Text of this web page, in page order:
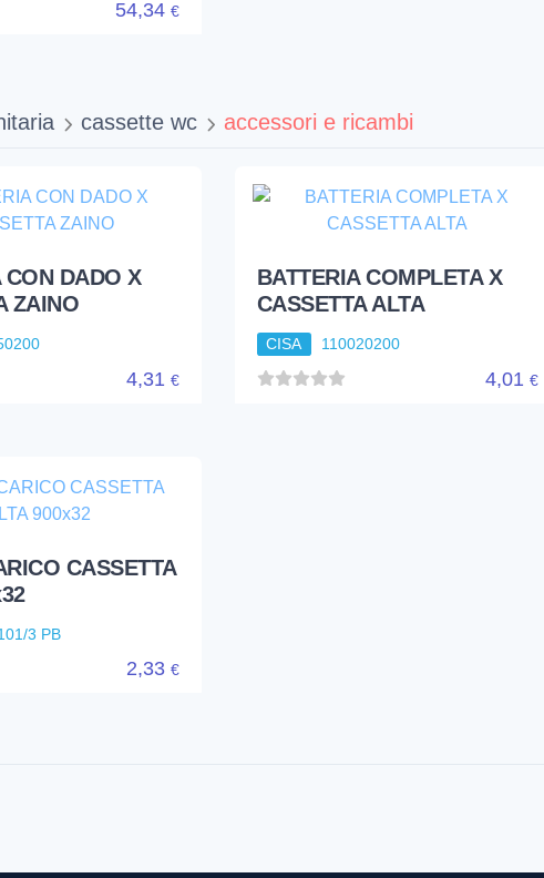
54,34 €
cassette wc accessori e ricambi
CON DADO X
ZAINO
4,31 €
BATTERIA COMPLETA X
CASSETTA ALTA
CISA 110020200
4,01€
CASSETTA
3 PB
2,33 €